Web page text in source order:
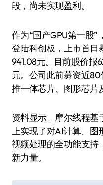
段，尚未实现盈利。
作为“国产GPU第一股”
登陆科创板，上市首日
941.08元。目前股价报
元。公司此前募资近
推一体芯片、图形芯片
资料显示，摩尔线程基
上实现了对AI计算、图
视频处理的全功能支持
新力量。